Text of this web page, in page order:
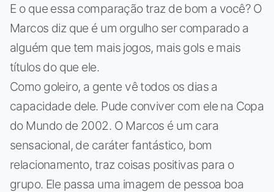
E o que essa comparação traz de bom a você? O
Marcos diz que é um orgulho ser comparado a
alguém que tem mais jogos, mais gols e mais
títulos do que ele.
Como goleiro, a gente vê todos os dias a
capacidade dele. Pude conviver com ele na Copa
do Mundo de 2002. O Marcos é um cara
sensacional, de caráter fantástico, bom
relacionamento, traz coisas positivas para o
grupo. Ele passa uma imagem de pessoa boa